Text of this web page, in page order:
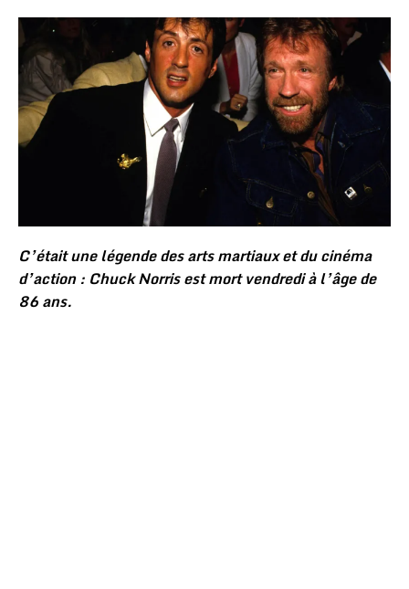
C’était une légende des arts martiaux et du cinéma
d’action : Chuck Norris est mort vendredi à l’âge de
86 ans.